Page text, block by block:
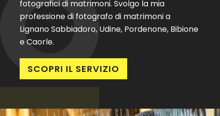
fotografici di matrimoni. Svolgo la mia
professione di fotografo di matrimoni a
Lignano Sabbiadoro, Udine, Pordenone, Bibione
e Caorle.
SCOPRI IL SERVIZIO